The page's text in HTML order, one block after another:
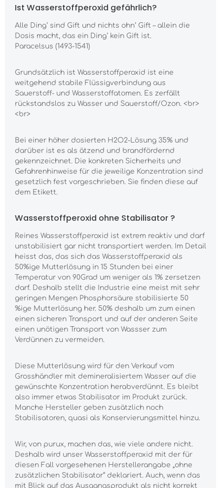
Ist Wasserstoffperoxid gefährlich?
Alle Ding‘ sind Gift und nichts ohn‘ Gift – allein die
Dosis macht, das ein Ding‘ kein Gift ist.
Paracelsus (1493-1541)
Grundsätzlich ist Wasserstoffperoxid ist eine
weitgehend stabile Flüssigverbindung aus
Sauerstoff- und Wasserstoffatomen. Es zerfällt
rückstandslos zu Wasser und Sauerstoff/Ozon. <br>
<br>
Bei einer höher dosierten H2O2-Lösung 35% und
darüber ist es als ätzend und brandfördernd
gekennzeichnet. Die konkreten Sicherheits und
Gefahrenhinweise für die jeweilige Konzentration sind
gesetzlich fest vorgeschrieben. Sie finden diese auf
dem Etikett.
Wasserstoffperoxid ohne Stabilisator ?
Reines Wasserstoffperoxid ist extrem reaktiv und darf
unstabilisiert gar nicht transportiert werden. Im Detail
heisst das, das sich das Wasserstoffperoxid als
50%ige Mutterlösung in 15 Stunden bei einer
Temperatur von 90Grad um weniger als 1% zersetzen
darf. Deshalb stellt die Industrie eine meist mit sehr
geringen Mengen Phosphorsäure stabilisierte 50
%ige Mutterlösung her. 50% deshalb um zum einen
einen sicheren Transport und auf der anderen Seite
einen unötigen Transport von Wassser zum
Verdünnen zu vermeiden.
Diese Mutterlösung wird für den Verkauf vom
Grosshändler mit demineralisiertem Wasser auf die
gewünschte Konzentration herabverdünnt. Es bleibt
also immer etwas Stabilisator im Produkt zurück.
Manche Hersteller geben zusätzlich noch
Stabilisatoren, quasi als Konservierungsmittel hinzu.
Wir, von purux, machen das, wie viele andere nicht.
Deshalb wird unser Wasserstoffperoxid mit der für
diesen Fall vorgesehenen Herstellerangabe „ohne
zusätzlichen Stabilisator“ deklariert. Auch, wenn das
mit Blick auf das Ausgangsprodukt als nicht korrekt